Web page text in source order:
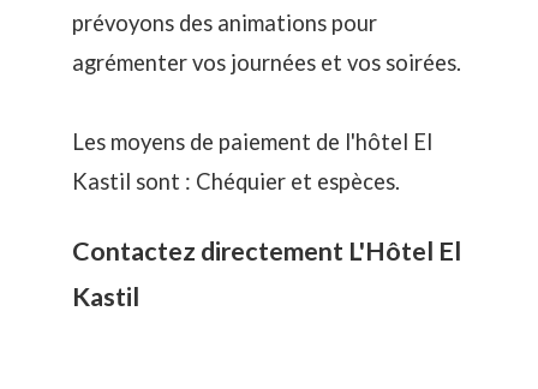
prévoyons des animations pour
agrémenter vos journées et vos soirées.
Les moyens de paiement de l'hôtel El
Kastil sont : Chéquier et espèces.
Contactez directement L'Hôtel El
Kastil